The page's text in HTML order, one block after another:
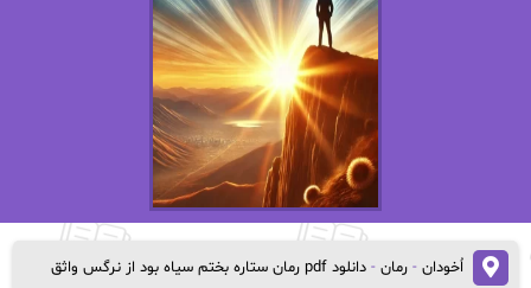
اُخودان- رمان- دانلود pdf رمان ستاره بختم سیاه بود از نرگس واثق